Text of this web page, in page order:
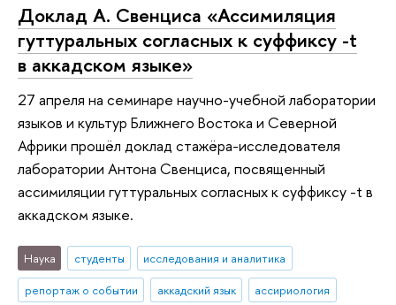
Доклад А. Свенциса «Ассимиляция
гуттуральных согласных к суффиксу -t
в аккадском языке»
27 апреля на семинаре научно-учебной лаборатории
языков и культур Ближнего Востока и Северной
Африки прошёл доклад стажёра-исследователя
лаборатории Антона Свенциса, посвященный
ассимиляции гуттуральных согласных к суффиксу -t в
аккадском языке.
Наука студенты
исследования и аналитика
репортаж о событии
аккадский язык
ассириология